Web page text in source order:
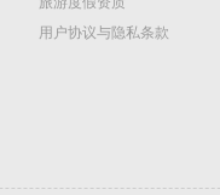
用户协议与隐私条款